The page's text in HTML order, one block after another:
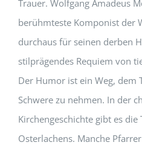
Trauer. Wolfgang Amadeus
berühmteste Komponist der
durchaus für seinen derben
stilprägendes Requiem von
Der Humor ist ein Weg, dem
Schwere zu nehmen. In der
Kirchengeschichte gibt es die
Osterlachens. Manche